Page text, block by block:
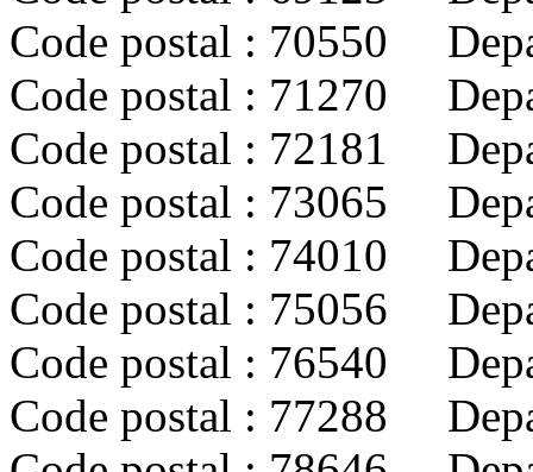
Code postal : 70550
Code postal : 71270
Code postal : 72181
Code postal : 73065
Code postal : 74010
Code postal : 75056
Code postal : 76540
Code postal : 77288